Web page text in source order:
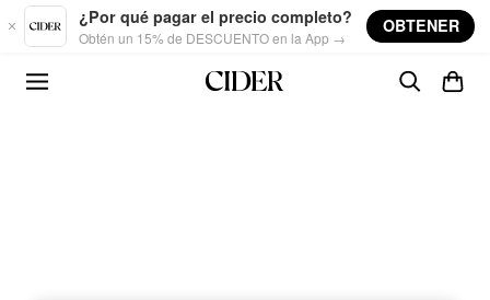
Skip to main content
¿Por qué pagar el precio completo?
Obtén un 15% de DESCUENTO en la App →
OBTENER